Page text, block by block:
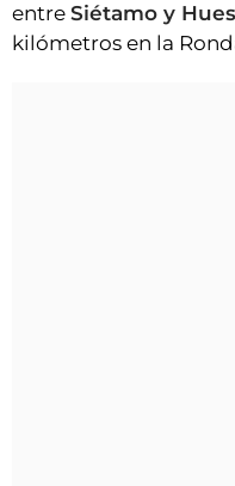
entre Siétamo y
kilómetros en la